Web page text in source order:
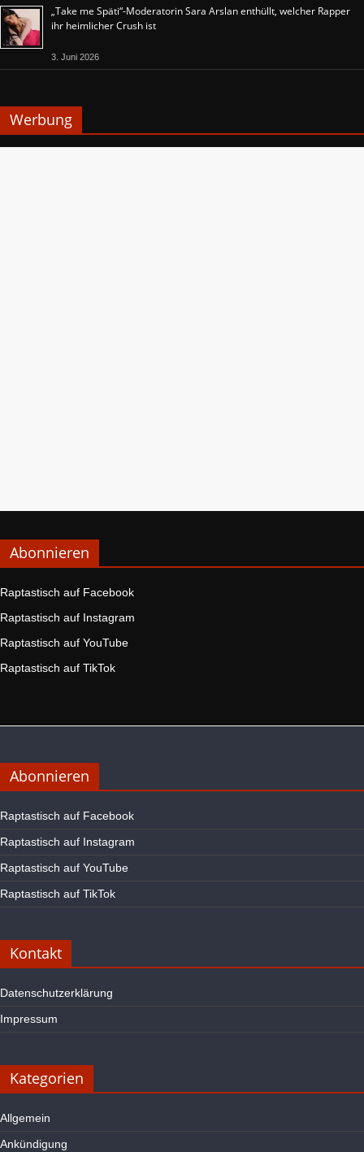
„Take me Späti“-Moderatorin Sara Arslan enthüllt, welcher Rapper
ihr heimlicher Crush ist
3. Juni 2026
Werbung
Abonnieren
Raptastisch auf Facebook
Raptastisch auf Instagram
Raptastisch auf YouTube
Raptastisch auf TikTok
Abonnieren
Raptastisch auf Facebook
Raptastisch auf Instagram
Raptastisch auf YouTube
Raptastisch auf TikTok
Kontakt
Datenschutzerklärung
Impressum
Kategorien
Allgemein
Ankündigung